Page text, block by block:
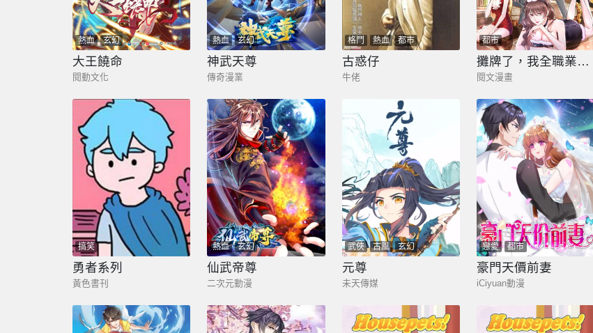
熱血 玄幻
大王饒命
閱動文化
熱血 玄幻
神武天尊
傳奇漫業
格鬥 熱血 都市
古惑仔
牛佬
都市
攤牌了，我全職業系統！
閱文漫畫
搞笑
勇者系列
黃色書刊
熱血 玄幻
仙武帝尊
二次元動漫
武俠 古風 玄幻
元尊
未天傳媒
戀愛 都市
豪門天價前妻
iCiyuan動漫